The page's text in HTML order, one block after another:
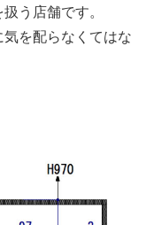
う店舗です。
を配らなくてはな